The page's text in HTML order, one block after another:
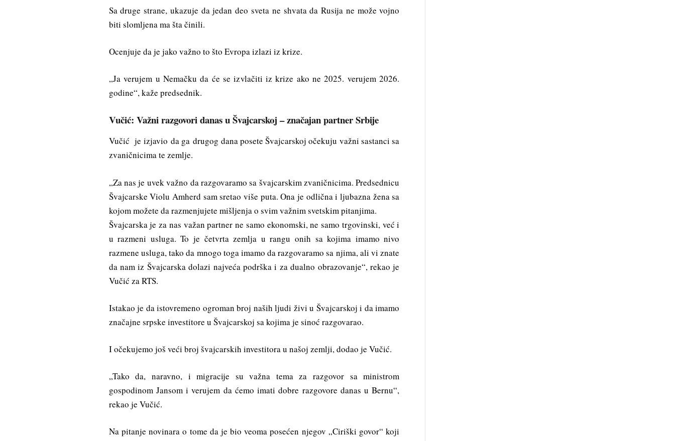
Sa druge strane, ukazuje da jedan deo sveta ne shvata da Rusija ne može vojno
biti slomljena ma šta činili.
Ocenjuje da je jako važno to što Evropa izlazi iz krize.
„Ja verujem u Nemačku da će se izvlačiti iz krize ako ne 2025. verujem 2026.
godine“, kaže predsednik.
Vučić: Važni razgovori danas u Švajcarskoj – značajan partner Srbije
Vučić je izjavio da ga drugog dana posete Švajcarskoj očekuju važni sastanci sa
zvaničnicima te zemlje.
„Za nas je uvek važno da razgovaramo sa švajcarskim zvaničnicima. Predsednicu
Švajcarske Violu Amherd sam sretao više puta. Ona je odlična i ljubazna žena sa
kojom možete da razmenjujete mišljenja o svim važnim svetskim pitanjima.
Švajcarska je za nas važan partner ne samo ekonomski, ne samo trgovinski, već i
u razmeni usluga. To je četvrta zemlja u rangu onih sa kojima imamo nivo
razmene usluga, tako da mnogo toga imamo da razgovaramo sa njima, ali vi znate
da nam iz Švajcarska dolazi najveća podrška i za dualno obrazovanje“, rekao je
Vučić za RTS.
Istakao je da istovremeno ogroman broj naših ljudi živi u Švajcarskoj i da imamo
značajne srpske investitore u Švajcarskoj sa kojima je sinoć razgovarao.
I očekujemo još veći broj švajcarskih investitora u našoj zemlji, dodao je Vučić.
„Tako da, naravno, i migracije su važna tema za razgovor sa ministrom
gospodinom Jansom i verujem da ćemo imati dobre razgovore danas u Bernu“,
rekao je Vučić.
Na pitanje novinara o tome da je bio veoma posećen njegov „Ciriški govor“ koji